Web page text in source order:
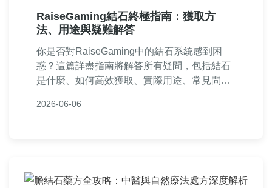
RaiseGaming結石終極指南：獲取方
法、用途與疑難解答
你是否對RaiseGaming中的結石系統感到困
惑？這篇詳盡指南將解答所有疑問，包括結石
是什麼、如何高效獲取、實際用途、常見問題
驗，幫助新手和老手提升RaiseGaming體驗。
2026-06-06